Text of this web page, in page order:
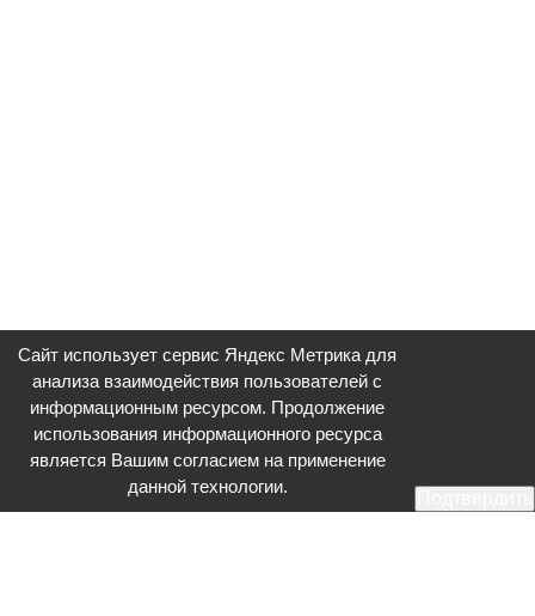
Сайт использует сервис Яндекс Метрика для
анализа взаимодействия пользователей с
информационным ресурсом. Продолжение
использования информационного ресурса
является Вашим согласием на применение
данной технологии.